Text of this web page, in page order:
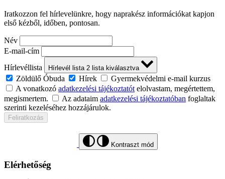
Iratkozzon fel hírlevelünkre, hogy naprakész információkat kapjon
első kézből, időben, pontosan.
Név
E-mail-cím
Hírlevéllista
Hírlevél lista 2 lista kiválasztva
Zöldülő Óbuda Hírek
Gyermekvédelmi e-mail kurzus
A vonatkozó adatkezelési tájékoztatót elolvastam, megértettem,
megismertem.
Az adataim adatkezelési tájékoztatóban foglaltak
szerinti kezeléséhez hozzájárulok.
Feliratkozás
Kontraszt mód
Elérhetőség